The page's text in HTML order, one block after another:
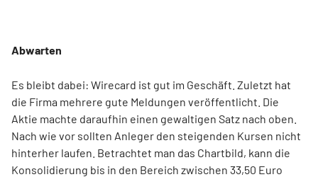
Abwarten
Es bleibt dabei: Wirecard ist gut im Geschäft. Zuletzt hat
die Firma mehrere gute Meldungen veröffentlicht. Die
Aktie machte daraufhin einen gewaltigen Satz nach oben.
Nach wie vor sollten Anleger den steigenden Kursen nicht
hinterher laufen. Betrachtet man das Chartbild, kann die
Konsolidierung bis in den Bereich zwischen 33,50 Euro